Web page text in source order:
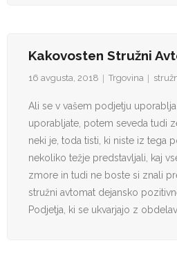
Kakovosten Stružni
16 avgusta, 2018 Trgovina
Ali se v vašem podjetju uporablja
uporabljate, potem seveda tudi
neki je, toda tisti, ki niste iz tega
nekoliko težje predstavljali, kaj
zmore in tudi ne boste si znali
stružni avtomat dejansko
Podjetja, ki se ukvarjajo z